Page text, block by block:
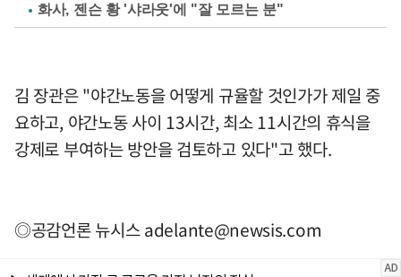
화사, 젠슨 황 '샤라웃'에 "잘 모르는 분"
김 장관은 "야간노동을 어떻게 규율할 것인가가 제일 중
요하고, 야간노동 사이 13시간, 최소 11시간의 휴식을
강제로 부여하는 방안을 검토하고 있다"고 했다.
◎공감언론 뉴시스adelante@newsis.com